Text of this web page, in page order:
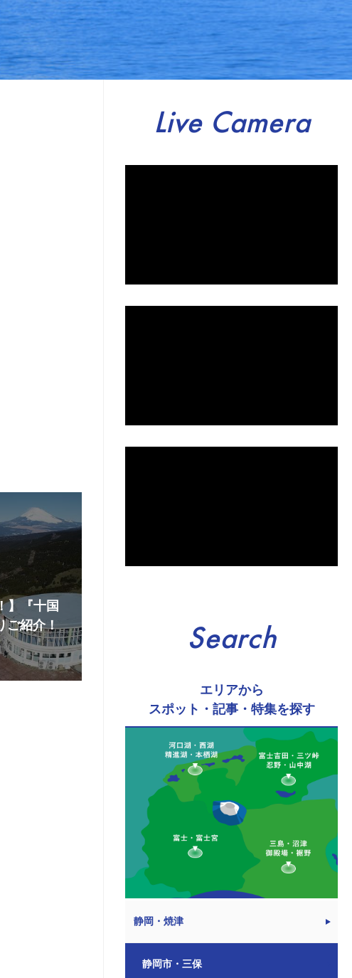
】『十国
ご紹介！
Live Camera
Search
エリアから
スポット・記事・特集を探す
静岡・焼津
静岡市・三保